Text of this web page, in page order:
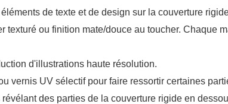
de texte et de design sur la couverture
ou finition mate/douce au toucher. Chaque
d'illustrations haute résolution.
vernis UV sélectif pour faire ressortir certaines
des parties de la couverture rigide en